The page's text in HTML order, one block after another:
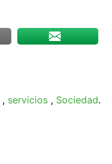
, servicios , Sociedad.